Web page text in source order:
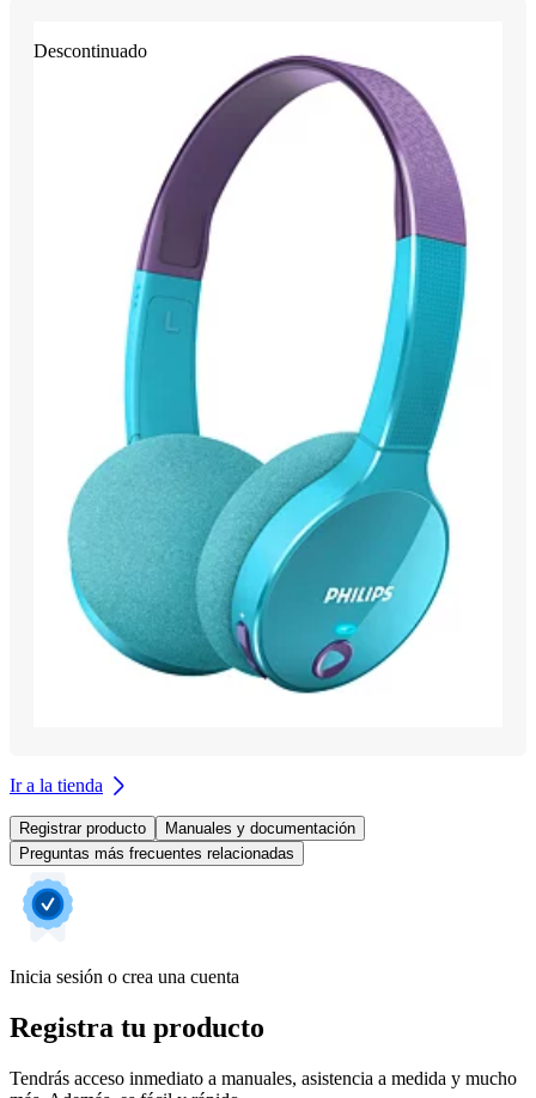
Descontinuado
Ir a la tienda
Registrar producto
Manuales y documentación
Preguntas más frecuentes relacionadas
Inicia sesión o crea una cuenta
Registra tu producto
Tendrás acceso inmediato a manuales, asistencia a medida y mucho